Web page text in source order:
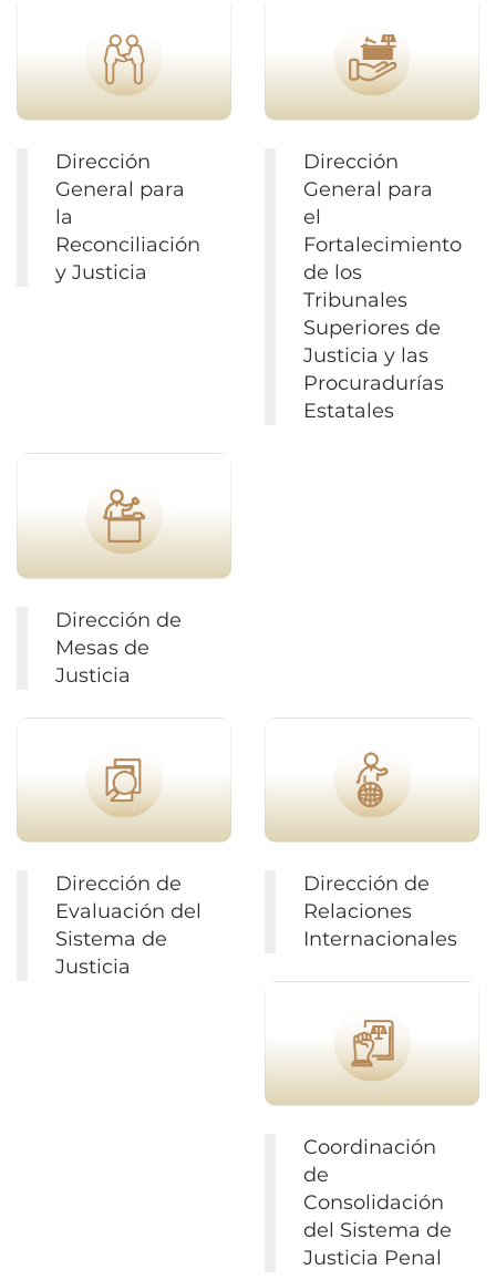
Dirección
General para
la
Reconciliación
y Justicia
Dirección
General para
el
Fortalecimiento
de los
Tribunales
Superiores de
Justicia y las
Procuradurías
Estatales
Dirección de
Mesas de
Justicia
Dirección de
Evaluación del
Sistema de
Justicia
Dirección de
Relaciones
Internacionales
Coordinación
de
Consolidación
del Sistema de
Justicia Penal